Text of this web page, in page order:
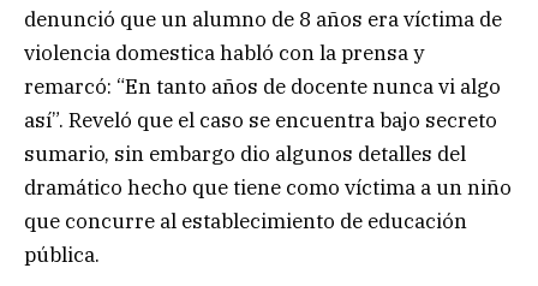
denunció que un alumno de 8 años era víctima de
violencia domestica habló con la prensa y
remarcó: “En tanto años de docente nunca vi algo
así”. Reveló que el caso se encuentra bajo secreto
sumario, sin embargo dio algunos detalles del
dramático hecho que tiene como víctima a un niño
que concurre al establecimiento de educación
pública.